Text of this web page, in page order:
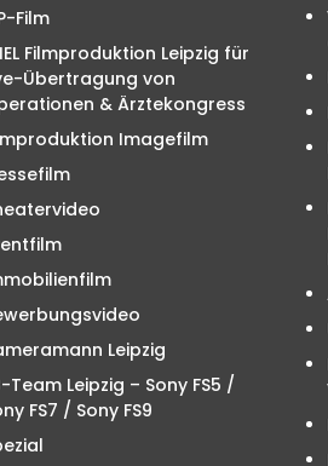
Film
Filmproduktion Leipzig für
Übertragung von
& Ärztekongress
Imagefilm
Leipzig
Team Leipzig – Sony FS5 /
FS7 / Sony FS9